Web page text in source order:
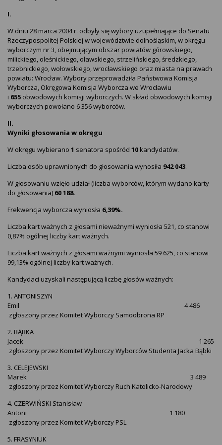
I.
W dniu 28 marca 2004 r. odbyły się wybory uzupełniające do Senatu
Rzeczypospolitej Polskiej w województwie dolnośląskim, w okręgu
wyborczym nr 3, obejmującym obszar powiatów górowskiego,
milickiego, oleśnickiego, oławskiego, strzelińskiego, średzkiego,
trzebnickiego, wołowskiego, wrocławskiego oraz miasta na prawach
powiatu: Wrocław. Wybory przeprowadziła Państwowa Komisja
Wyborcza, Okręgowa Komisja Wyborcza we Wrocławiu
i 655 obwodowych komisji wyborczych. W skład obwodowych komisji
wyborczych powołano 6 356 wyborców.
II.
Wyniki głosowania w okręgu
W okręgu wybierano 1 senatora spośród 10 kandydatów.
Liczba osób uprawnionych do głosowania wynosiła 942 043.
W głosowaniu wzięło udział (liczba wyborców, którym wydano karty
do głosowania) 60 188.
Frekwencja wyborcza wyniosła 6,39%.
Liczba kart ważnych z głosami nieważnymi wyniosła 521, co stanowi
0,87% ogólnej liczby kart ważnych.
Liczba kart ważnych z głosami ważnymi wyniosła 59 625, co stanowi
99,13% ogólnej liczby kart ważnych.
Kandydaci uzyskali następującą liczbę głosów ważnych:
1. ANTONISZYN
Emil 4 486
zgłoszony przez Komitet Wyborczy Samoobrona RP
2. BĄBKA
Jacek 1 265
zgłoszony przez Komitet Wyborczy Wyborców Studenta Jacka Bąbki
3. CELEJEWSKI
Marek 3 489
zgłoszony przez Komitet Wyborczy Ruch Katolicko-Narodowy
4. CZERWIŃSKI Stanisław
Antoni 1 180
zgłoszony przez Komitet Wyborczy PSL
5. FRASYNIUK